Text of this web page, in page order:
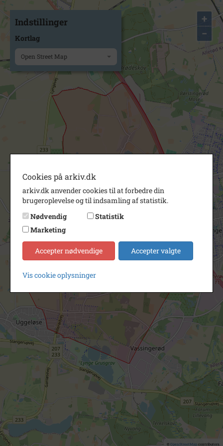
+
−
© OpenStreetMapcontributors.
Indstillinger
Kortlag
Open Street Map
Cookies på arkiv.dk
arkiv.dk anvender cookies til at forbedre din
brugeroplevelse og til indsamling af statistik.
Nødvendig
Statistik
Marketing
Accepter nødvendige Accepter valgte
Vis cookie oplysninger